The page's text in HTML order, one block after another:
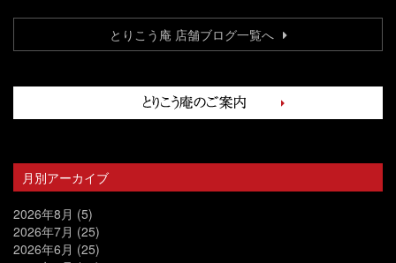
とりこう庵 店舗ブログ一覧へ
月別アーカイブ
2026年8月 (5)
2026年7月 (25)
2026年6月 (25)